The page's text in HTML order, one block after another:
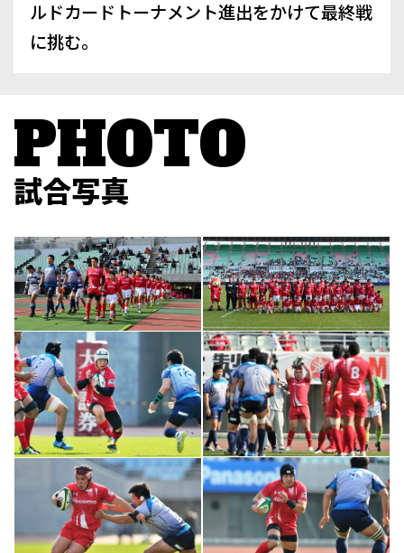
ルドカードトーナメント進出をかけて最終戦
に挑む。
試合写真